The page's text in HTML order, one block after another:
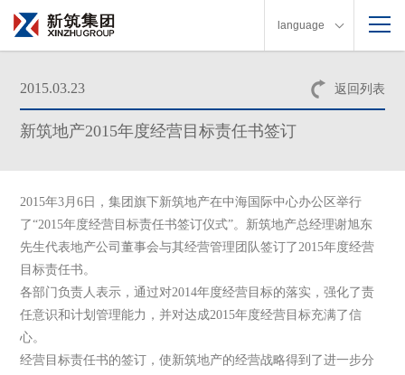
language
返回列表
2015.03.23
新筑地产2015年度经营目标责任书签订
2015年3月6 日 ，集团旗下新筑地产在中海国际中心办公区举行
了“2015年度经营目标责任书签订仪式”。新筑地产总经理谢旭东
先生代表地产公司董事会与其经营管理团队签订了2015年度经营
目标责任书。
各部门负责人表示，通过对2014年度经营目标的落实，强化了责
任意识和计划管理能力，并对达成2015年度经营目标充满了信
心。
经营目标责任书的签订，使新筑地产的经营战略得到了进一步分